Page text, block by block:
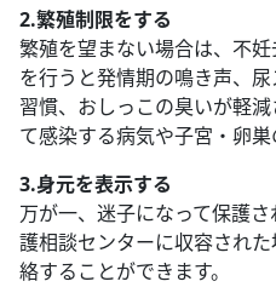
2.繁殖制限をする
繁殖を望まない場合は、不
を行うと発情期の鳴き声、
習慣、おしっこの臭いが軽
て感染する病気や子宮・卵巣
3.身元を表示する
万が一、迷子になって保護
護相談センターに収容され
絡することができます。